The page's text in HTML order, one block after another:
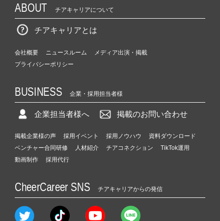
ABOUT チアキャリアについて
チアキャリアとは
会社概要 ニュースルーム
メディア出演・掲載
プライバシーポリシー
BUSINESS 企業・採用担当者様
企業担当者様へ 掲載のお問い合わせ
掲載企業様の声 採用イベント 採用ノウハウ
資料ダウンロード
ベンチャー合同研修
人材紹介 チアコネクション
TikTok運用
動画制作
採用代行
CheerCareer SNS チアキャリアからの発信